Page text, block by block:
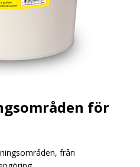
för
från